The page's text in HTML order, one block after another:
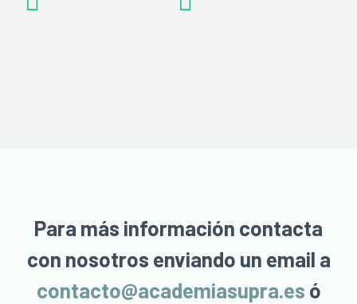
Para más información contacta
con nosotros enviando un email a
contacto@academiasupra.es ó